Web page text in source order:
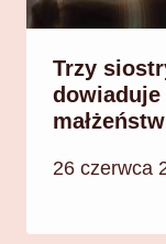
Trzy
26 czerwca